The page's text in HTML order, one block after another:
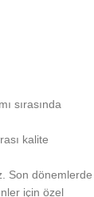
sırasında
kalite
Son dönemlerde
için özel